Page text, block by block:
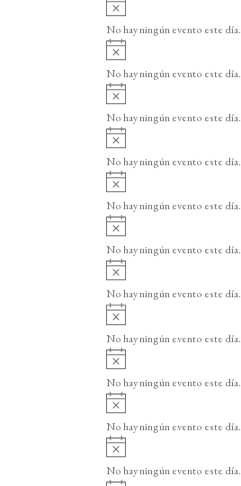
o
v
i
o
No hay ningún evento este día.
v
i
o
No hay ningún evento este día.
v
i
o
No hay ningún evento este día.
v
i
o
No hay ningún evento este día.
v
i
o
No hay ningún evento este día.
v
i
o
No hay ningún evento este día.
v
i
o
No hay ningún evento este día.
A
v
i
o
No hay ningún evento este día.
A
v
i
o
No hay ningún evento este día.
A
v
i
o
No hay ningún evento este día.
v
i
No hay ningún evento este día.